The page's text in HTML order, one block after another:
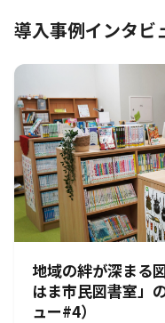
導入事例インタビ
地域の絆が深まる
はま市民図書室」
ュー#4）